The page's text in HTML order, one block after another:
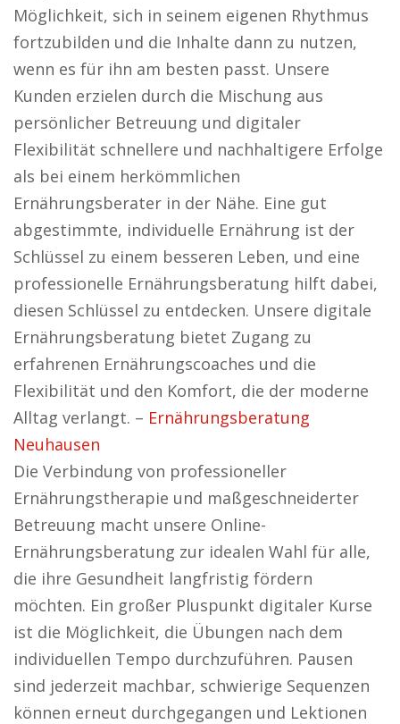
Möglichkeit, sich in seinem eigenen Rhythmus
fortzubilden und die Inhalte dann zu nutzen,
wenn es für ihn am besten passt. Unsere
Kunden erzielen durch die Mischung aus
persönlicher Betreuung und digitaler
Flexibilität schnellere und nachhaltigere Erfolge
als bei einem herkömmlichen
Ernährungsberater in der Nähe. Eine gut
abgestimmte, individuelle Ernährung ist der
Schlüssel zu einem besseren Leben, und eine
professionelle Ernährungsberatung hilft dabei,
diesen Schlüssel zu entdecken. Unsere digitale
Ernährungsberatung bietet Zugang zu
erfahrenen Ernährungscoaches und die
Flexibilität und den Komfort, die der moderne
Alltag verlangt. – Ernährungsberatung
Neuhausen
Die Verbindung von professioneller
Ernährungstherapie und maßgeschneiderter
Betreuung macht unsere Online-
Ernährungsberatung zur idealen Wahl für alle,
die ihre Gesundheit langfristig fördern
möchten. Ein großer Pluspunkt digitaler Kurse
ist die Möglichkeit, die Übungen nach dem
individuellen Tempo durchzuführen. Pausen
sind jederzeit machbar, schwierige Sequenzen
können erneut durchgegangen und Lektionen